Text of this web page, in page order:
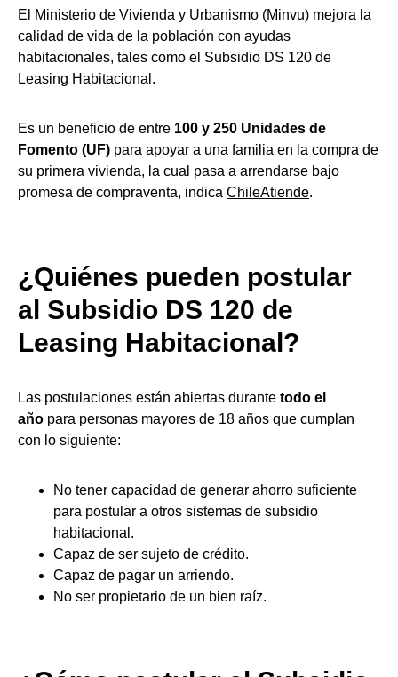
El Ministerio de Vivienda y Urbanismo (Minvu) mejora la
calidad de vida de la población con ayudas
habitacionales, tales como el Subsidio DS 120 de
Leasing Habitacional.
Es un beneficio de entre 100 y 250 Unidades de
Fomento (UF) para apoyar a una familia en la compra de
su primera vivienda, la cual pasa a arrendarse bajo
promesa de compraventa, indica ChileAtiende.
¿Quiénes pueden postular
al Subsidio DS 120 de
Leasing Habitacional?
Las postulaciones están abiertas durante todo el
año para personas mayores de 18 años que cumplan
con lo siguiente:
No tener capacidad de generar ahorro suficiente
para postular a otros sistemas de subsidio
habitacional.
Capaz de ser sujeto de crédito.
Capaz de pagar un arriendo.
No ser propietario de un bien raíz.